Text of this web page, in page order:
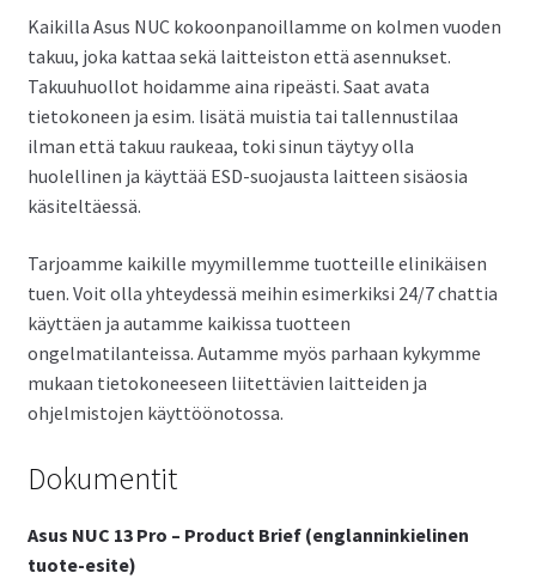
Kaikilla Asus NUC kokoonpanoillamme on kolmen vuoden
takuu, joka kattaa sekä laitteiston että asennukset.
Takuuhuollot hoidamme aina ripeästi. Saat avata
tietokoneen ja esim. lisätä muistia tai tallennustilaa
ilman että takuu raukeaa, toki sinun täytyy olla
huolellinen ja käyttää ESD-suojausta laitteen sisäosia
käsiteltäessä.
Tarjoamme kaikille myymillemme tuotteille elinikäisen
tuen. Voit olla yhteydessä meihin esimerkiksi 24/7 chattia
käyttäen ja autamme kaikissa tuotteen
ongelmatilanteissa. Autamme myös parhaan kykymme
mukaan tietokoneeseen liitettävien laitteiden ja
ohjelmistojen käyttöönotossa.
Dokumentit
Asus NUC 13 Pro – Product Brief (englanninkielinen
tuote-esite)